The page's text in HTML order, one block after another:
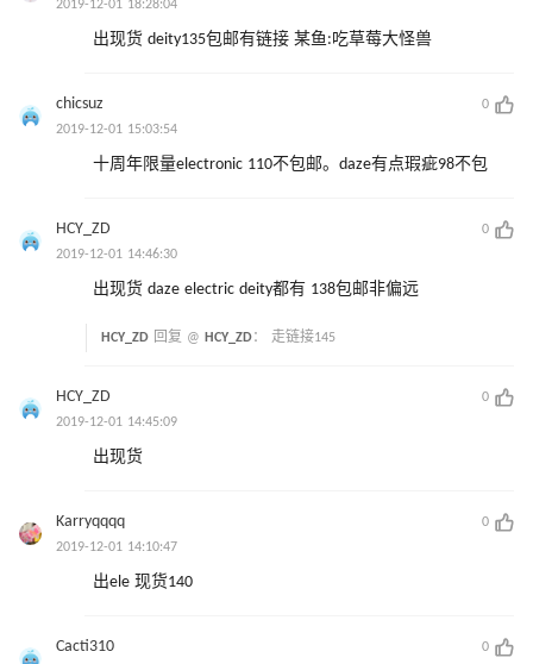
2019-12-01 18:28:04
出现货 deity135包邮有链接 某鱼:吃草莓大怪兽
chicsuz
0
2019-12-01 15:03:54
十周年限量electronic 110不包邮。daze有点瑕疵98不包
HCY_ZD
0
2019-12-01 14:46:30
出现货 daze electric deity都有 138包邮非偏远
HCY_ZD 回复 @ HCY_ZD： 走链接145
HCY_ZD
0
2019-12-01 14:45:09
出现货
Karryqqqq
0
2019-12-01 14:10:47
出ele 现货140
Cacti310
0